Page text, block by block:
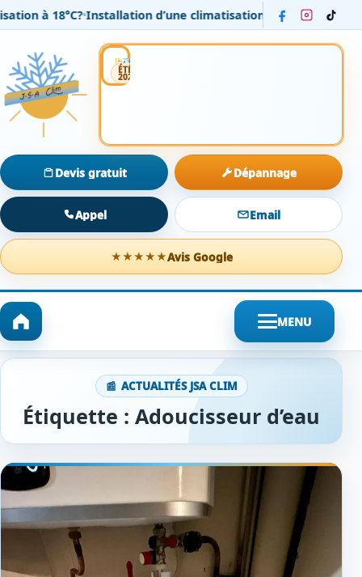
à 18°C? Installation d’une climatisation réversible Daikin
ÉTÉ
2026
Installation
Entretien
Dépannage
Devis gratuit Dépannage
Appel Email
★★★★★Avis Google
MENU
ACTUALITÉS JSA CLIM
Étiquette : Adoucisseur d’eau